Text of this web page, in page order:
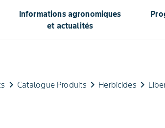
Informations agronomiques
et actualités
keyboard_arrow_right Catalogue Produits keyboard_arrow_right Herbicides keyboard_arrow_right